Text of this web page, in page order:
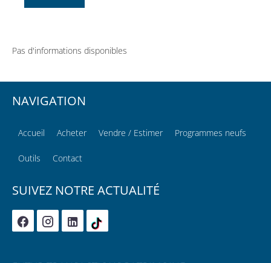
Pas d'informations disponibles
NAVIGATION
Accueil Acheter Vendre / Estimer Programmes neufs
Outils Contact
SUIVEZ NOTRE ACTUALITÉ